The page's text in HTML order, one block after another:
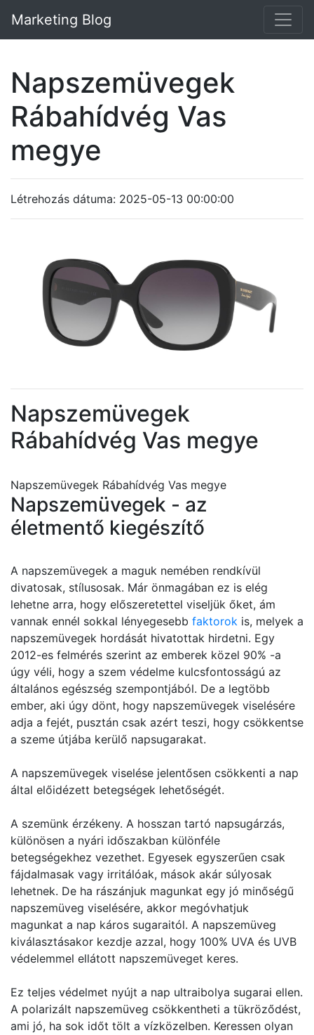
Marketing Blog
Napszemüvegek
Rábahídvég Vas
megye
Létrehozás dátuma: 2025-05-13 00:00:00
Napszemüvegek
Rábahídvég Vas megye
Napszemüvegek Rábahídvég Vas megye
Napszemüvegek - az
életmentő kiegészítő
A napszemüvegek a maguk nemében rendkívül
divatosak, stílusosak. Már önmagában ez is elég
lehetne arra, hogy előszeretettel viseljük őket, ám
vannak ennél sokkal lényegesebb faktorok is, melyek a
napszemüvegek hordását hivatottak hirdetni. Egy
2012-es felmérés szerint az emberek közel 90% -a
úgy véli, hogy a szem védelme kulcsfontosságú az
általános egészség szempontjából. De a legtöbb
ember, aki úgy dönt, hogy napszemüvegek viselésére
adja a fejét, pusztán csak azért teszi, hogy csökkentse
a szeme útjába kerülő napsugarakat.
A napszemüvegek viselése jelentősen csökkenti a nap
által előidézett betegségek lehetőségét.
A szemünk érzékeny. A hosszan tartó napsugárzás,
különösen a nyári időszakban különféle
betegségekhez vezethet. Egyesek egyszerűen csak
fájdalmasak vagy irritálóak, mások akár súlyosak
lehetnek. De ha rászánjuk magunkat egy jó minőségű
napszemüveg viselésére, akkor megóvhatjuk
magunkat a nap káros sugaraitól. A napszemüveg
kiválasztásakor kezdje azzal, hogy 100% UVA és UVB
védelemmel ellátott napszemüveget keres.
Ez teljes védelmet nyújt a nap ultraibolya sugarai ellen.
A polarizált napszemüveg csökkentheti a tükröződést,
ami jó, ha sok időt tölt a vízközelben. Keressen olyan